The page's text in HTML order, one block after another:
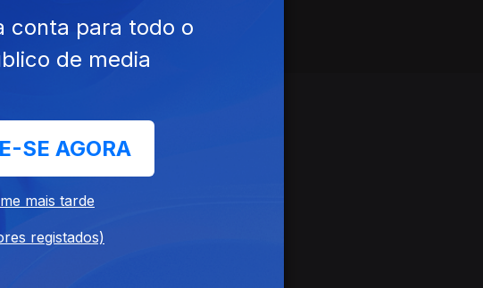
conta para todo o
de media
SE AGORA
mais tarde
registados)